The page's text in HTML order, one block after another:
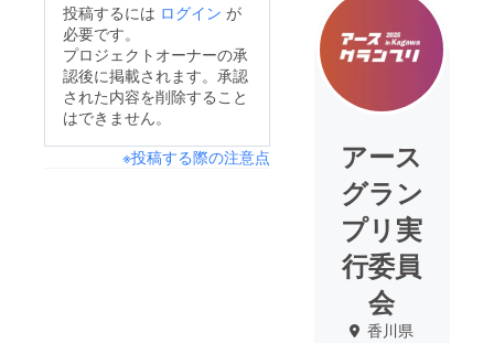
投稿するには ログイン が
必要です。
プロジェクトオーナーの承
認後に掲載されます。承認
された内容を削除すること
はできません。
※投稿する際の注意点
アース
グラン
プリ実
行委員
会
香川県